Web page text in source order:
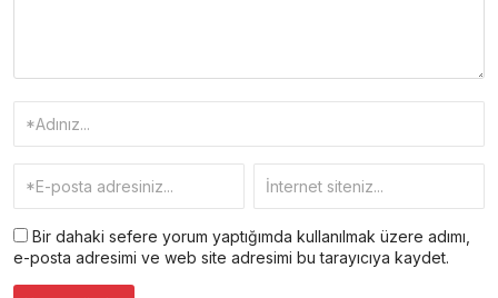
Bir dahaki sefere yorum yaptığımda kullanılmak üzere adımı,
e-posta adresimi ve web site adresimi bu tarayıcıya kaydet.